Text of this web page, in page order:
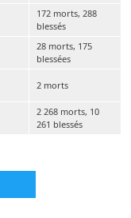
172 morts, 288
blessés
28 morts, 175
blessées
2 morts
2 268 morts, 10
261 blessés